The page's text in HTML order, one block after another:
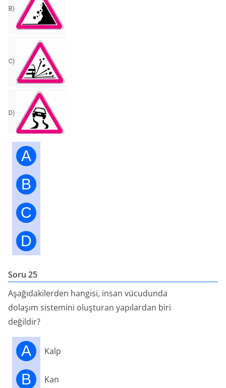
A
B
C
D
Soru 25
Aşağıdakilerden hangisi, insan vücudunda
dolaşım sistemini oluşturan yapılardan biri
değildir?
A Kalp
B Kan